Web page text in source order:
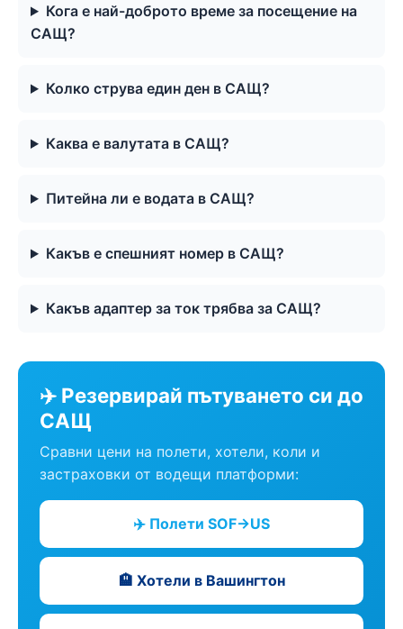
Кога е най-доброто време за посещение на
САЩ?
Колко струва един ден в САЩ?
Каква е валутата в САЩ?
Питейна ли е водата в САЩ?
Какъв е спешният номер в САЩ?
Какъв адаптер за ток трябва за САЩ?
✈️ Резервирай пътуването си до
САЩ
Сравни цени на полети, хотели, коли и
застраховки от водещи платформи:
✈️ Полети SOF→US
🏨 Хотели в Вашингтон